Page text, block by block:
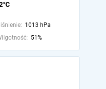
1013 hPa
51%